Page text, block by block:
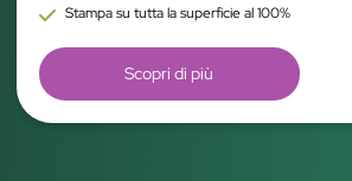
Stampa su tutta la superficie al 100%
Scopri di più